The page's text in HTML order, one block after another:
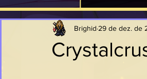
Brighid 29 de dez. de